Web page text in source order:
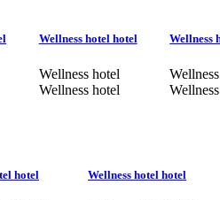
Wellness hotel hotel
Wellness hotel
Wellness hotel
Wellness
hotel Wellness hotel hotel